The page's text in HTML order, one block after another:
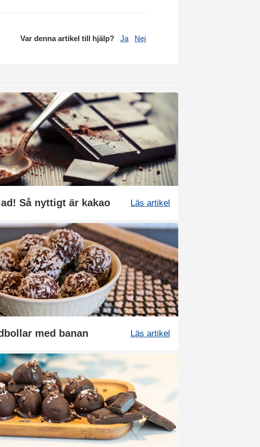
Var denna artikel till hjälp? Ja Nej
Så nyttigt är kakao Läs artikel
med banan Läs artikel